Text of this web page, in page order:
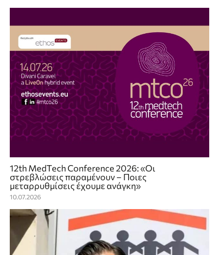
12th MedTech Conference 2026: «Οι
στρεβλώσεις παραμένουν – Ποιες
μεταρρυθμίσεις έχουμε ανάγκη»
10.07.2026